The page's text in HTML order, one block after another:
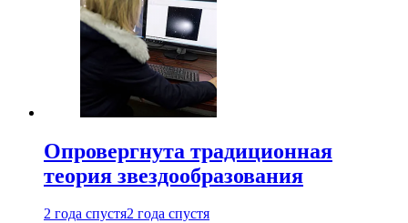
Опровергнута традиционная
теория звездообразования
2 года спустя2 года спустя